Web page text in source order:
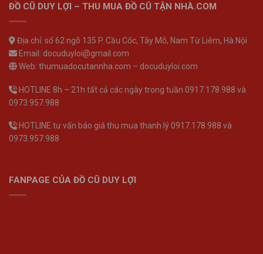
ĐỒ CŨ DUY LỢI – THU MUA ĐỒ CŨ TẬN NHÀ.COM
Địa chỉ: số 62 ngõ 135 P. Cầu Cốc, Tây Mỗ, Nam Từ Liêm, Hà Nội
Email: docuduyloi@gmail.com
Web: thumuadocutannha.com – docuduyloi.com
HOTLINE 8h – 21h tất cả các ngày trong tuần 0917.178.988 và
0973.957.988
HOTLINE tư vấn báo giá thu mua thanh lý 0917.178.988 và
0973.957.988
FANPAGE CỦA ĐỒ CŨ DUY LỢI